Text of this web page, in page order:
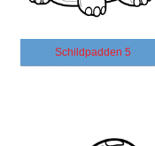
Schildpadden 5